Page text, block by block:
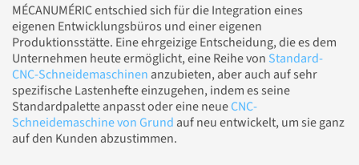
MÉCANUMÉRIC entschied sich für die Integration eines
eigenen Entwicklungsbüros und einer eigenen
Produktionsstätte. Eine ehrgeizige Entscheidung, die es dem
Unternehmen heute ermöglicht, eine Reihe von Standard-
CNC-Schneidemaschinen anzubieten, aber auch auf sehr
spezifische Lastenhefte einzugehen, indem es seine
Standardpalette anpasst oder eine neueCNC-
Schneidemaschine von Grund auf neu entwickelt, um sie ganz
auf den Kunden abzustimmen.